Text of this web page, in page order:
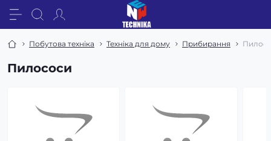
Побутова техніка Техніка для дому Прибирання
Пилососи